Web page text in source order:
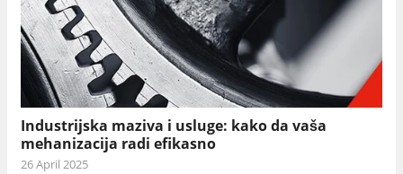
Industrijska maziva i usluge: kako da vaša
mehanizacija radi efikasno
26 April 2025